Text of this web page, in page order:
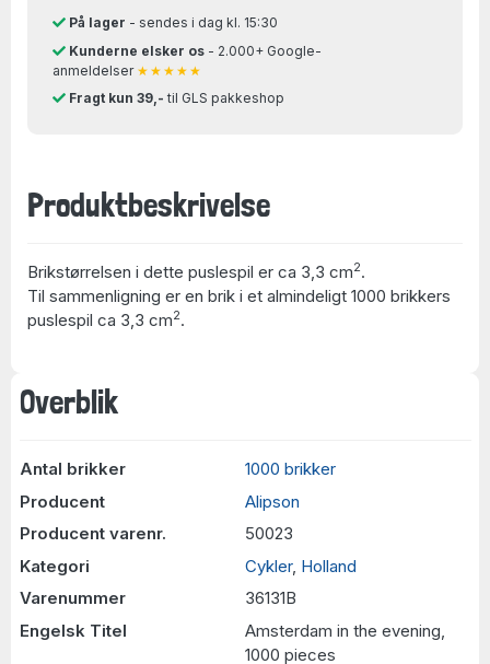
Overblik
Antal brikker
1000 brikker
Producent
Alipson
Producent varenr.
50023
Kategori
Cykler, Holland
Varenummer
36131B
Engelsk Titel
Amsterdam in the evening,
1000 pieces
På lager - sendes i dag kl. 15:30
Kunderne elsker os- 2.000+ Google-
anmeldelser ★★★★★
Fragt kun 39,- til GLS pakkeshop
Produktbeskrivelse
Brikstørrelsen i dette puslespil er ca 3,3 cm2.
Til sammenligning er en brik i et almindeligt 1000 brikkers
puslespil ca 3,3 cm2.